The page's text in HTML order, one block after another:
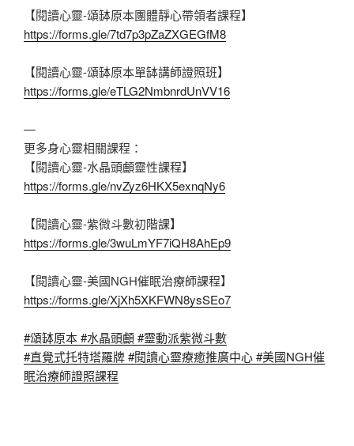
【閱讀心靈-頌缽原本團體靜心帶領者課程】
https://forms.gle/7td7p3pZaZXGEGfM8
【閱讀心靈-頌缽原本單缽講師證照班】
https://forms.gle/eTLG2NmbnrdUnVV16
—
更多身心靈相關課程：
【閱讀心靈-水晶頭顱靈性課程】
https://forms.gle/nvZyz6HKX5exnqNy6
【閱讀心靈-紫微斗數初階課】
https://forms.gle/3wuLmYF7iQH8AhEp9
【閱讀心靈-美國NGH催眠治療師課程】
https://forms.gle/XjXh5XKFWN8ysSEo7
#頌缽原本#水晶頭顱#靈動派紫微斗數
#直覺式托特塔羅牌#閱讀心靈療癒推廣中心#美國NGH催
眠治療師證照課程